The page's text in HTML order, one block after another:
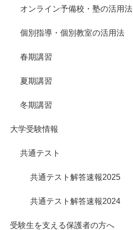
オンライン予備校・塾の活用法
個別指導・個別教室の活用法
春期講習
夏期講習
冬期講習
大学受験情報
共通テスト
共通テスト解答速報2025
共通テスト解答速報2024
受験生を支える保護者の方へ